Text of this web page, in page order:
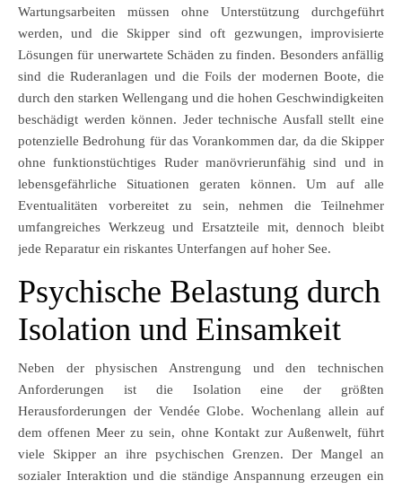
Wartungsarbeiten müssen ohne Unterstützung durchgeführt
werden, und die Skipper sind oft gezwungen, improvisierte
Lösungen für unerwartete Schäden zu finden. Besonders anfällig
sind die Ruderanlagen und die Foils der modernen Boote, die
durch den starken Wellengang und die hohen Geschwindigkeiten
beschädigt werden können. Jeder technische Ausfall stellt eine
potenzielle Bedrohung für das Vorankommen dar, da die Skipper
ohne funktionstüchtiges Ruder manövrierunfähig sind und in
lebensgefährliche Situationen geraten können. Um auf alle
Eventualitäten vorbereitet zu sein, nehmen die Teilnehmer
umfangreiches Werkzeug und Ersatzteile mit, dennoch bleibt
jede Reparatur ein riskantes Unterfangen auf hoher See.
Psychische Belastung durch
Isolation und Einsamkeit
Neben der physischen Anstrengung und den technischen
Anforderungen ist die Isolation eine der größten
Herausforderungen der Vendée Globe. Wochenlang allein auf
dem offenen Meer zu sein, ohne Kontakt zur Außenwelt, führt
viele Skipper an ihre psychischen Grenzen. Der Mangel an
sozialer Interaktion und die ständige Anspannung erzeugen ein